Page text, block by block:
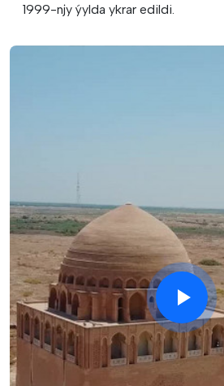
1999-njy ýylda ykrar edildi.